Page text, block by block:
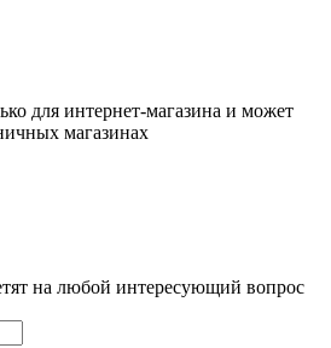
для интернет-магазина и может
магазинах
на любой интересующий вопрос